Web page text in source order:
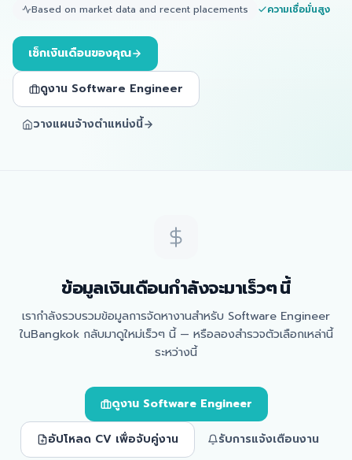
Based on market data and recent placements ความเชื่อมั่นสูง
เช็กเงินเดือนของคุณ
ดูงาน Software Engineer
วางแผนจ้างตำแหน่งนี้
ข้อมูลเงินเดือนกำลังจะมาเร็วๆ นี้
เรากำลังรวบรวมข้อมูลการจัดหางานสำหรับ Software Engineer
ในBangkok กลับมาดูใหม่เร็วๆ นี้ — หรือลองสำรวจตัวเลือกเหล่านี้
ระหว่างนี้
ดูงาน Software Engineer
อัปโหลด CV เพื่อจับคู่งาน รับการแจ้งเตือนงาน